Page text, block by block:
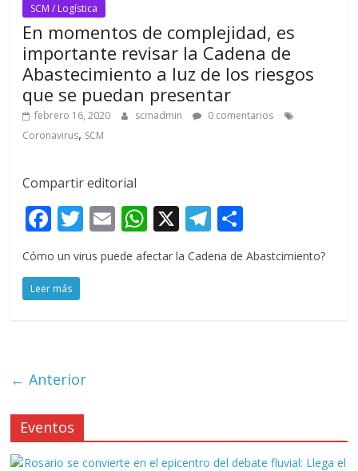
SCM / Logística
En momentos de complejidad, es
importante revisar la Cadena de
Abastecimiento a luz de los riesgos
que se puedan presentar
febrero 16, 2020 scmadmin
0 comentarios
Coronavirus, SCM
Compartir editorial
F
e
b
k
T
itt
E
m
ai
W
h
at
X T
e
o
m
Cómo un virus puede afectar la Cadena de Abastcimiento?
Leer más
← Anterior
Eventos